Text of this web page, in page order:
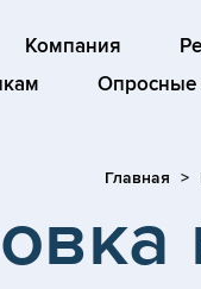
Компания
Опросные
Главная